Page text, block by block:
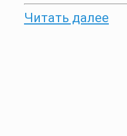
Читать далее